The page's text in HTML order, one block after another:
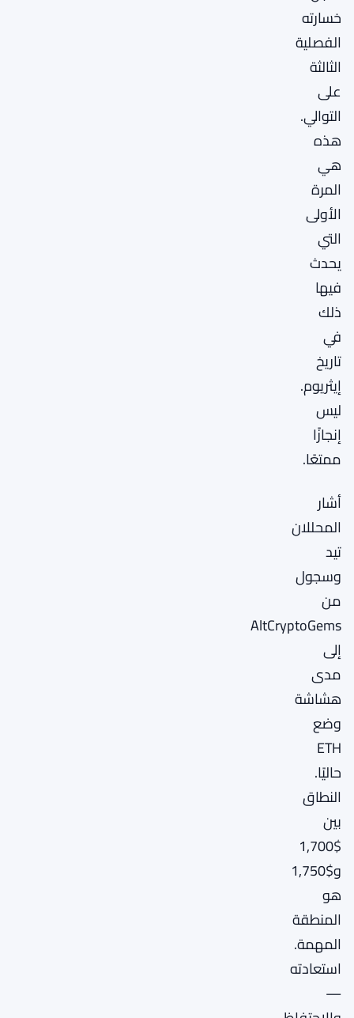
خسارته
الفصلية
الثالثة
على
التوالي.
هذه
هي
المرة
الأولى
التي
يحدث
فيها
ذلك
في
تاريخ
إيثريوم.
ليس
إنجازًا
ممتعًا.
أشار
المحللان
تيد
وسجول
من
AltCryptoGems
إلى
مدى
هشاشة
وضع
ETH
حاليًا.
النطاق
بين
$1,700
و$1,750
هو
المنطقة
المهمة.
استعادته
—